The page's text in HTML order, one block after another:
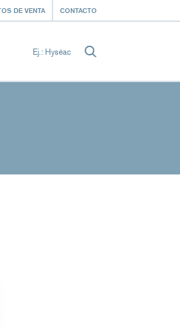
DE VENTA CONTACTO